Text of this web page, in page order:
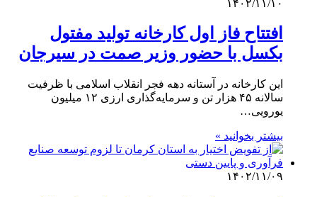
۱۴۰۲/۱۱/۱۰
افتتاح فاز اول کارخانه تولید مفتول
بکسل با حضور وزیر صمت در سیرجان
این کارخانه در آستانه دهه فجر انقلاب اسلامی با ظرفیت
سالانه ۴۵ هزار تن و سرمایه‌گذاری ارزی ۱۲ میلیون
یورویی…
بیشتر بخوانید »
۱۴۰۲/۱۱/۰۹